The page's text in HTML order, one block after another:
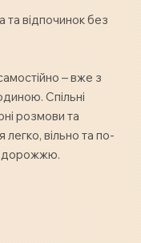
та відпочинок без
– вже з
Спільні
розмови та
вільно та по-